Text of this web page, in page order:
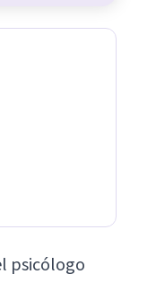
psicólogo